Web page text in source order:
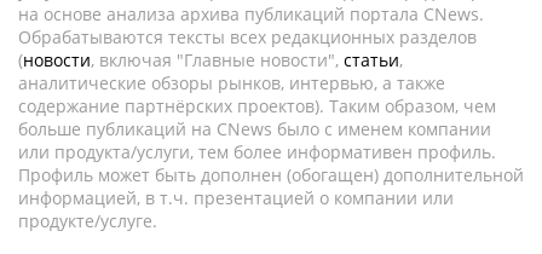
на основе анализа архива публикаций портала CNews.
Обрабатываются тексты всех редакционных разделов
(новости, включая "Главные новости", статьи,
аналитические обзоры рынков, интервью, а также
содержание партнёрских проектов). Таким образом, чем
больше публикаций на CNews было с именем компании
или продукта/услуги, тем более информативен профиль.
Профиль может быть дополнен (обогащен) дополнительной
информацией, в т.ч. презентацией о компании или
продукте/услуге.